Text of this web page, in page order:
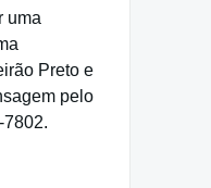
uma
Preto e
pelo
7802.